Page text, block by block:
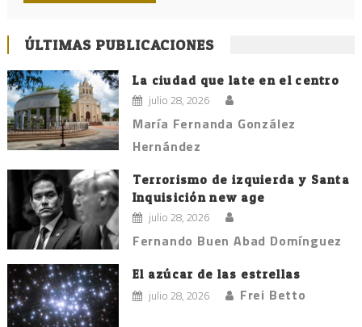
ÚLTIMAS PUBLICACIONES
La ciudad que late en el centro
julio 28, 2026
María Fernanda González
Hernández
Terrorismo de izquierda y Santa
Inquisición new age
julio 28, 2026
Fernando Buen Abad Domínguez
El azúcar de las estrellas
julio 28, 2026 Frei Betto